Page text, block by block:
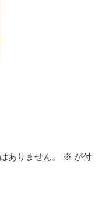
ありません。 ※ が付